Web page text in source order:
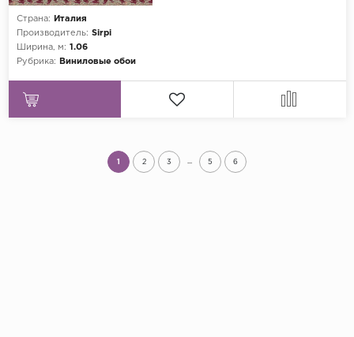
Страна:
Италия
Производитель: Sirpi
Ширина, м: 1.06
Рубрика:
Виниловые обои
1 2 3 5 6